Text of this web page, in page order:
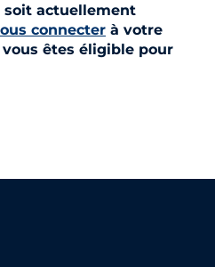
soit actuellement
connecter à votre
êtes éligible pour